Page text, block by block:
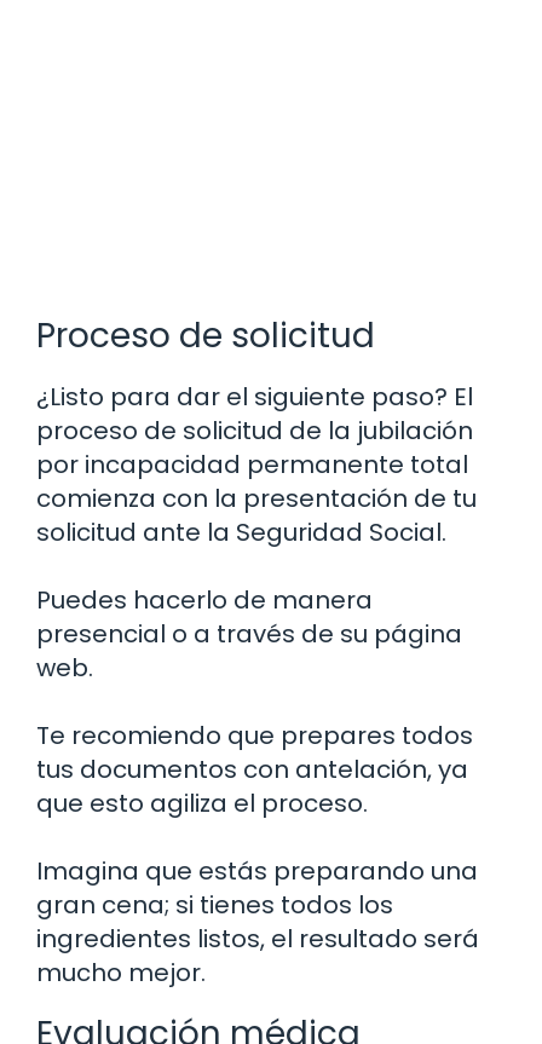
Proceso de solicitud
¿Listo para dar el siguiente paso? El
proceso de solicitud de la jubilación
por incapacidad permanente total
comienza con la presentación de tu
solicitud ante la Seguridad Social.
Puedes hacerlo de manera
presencial o a través de su página
web.
Te recomiendo que prepares todos
tus documentos con antelación, ya
que esto agiliza el proceso.
Imagina que estás preparando una
gran cena; si tienes todos los
ingredientes listos, el resultado será
mucho mejor.
Evaluación médica